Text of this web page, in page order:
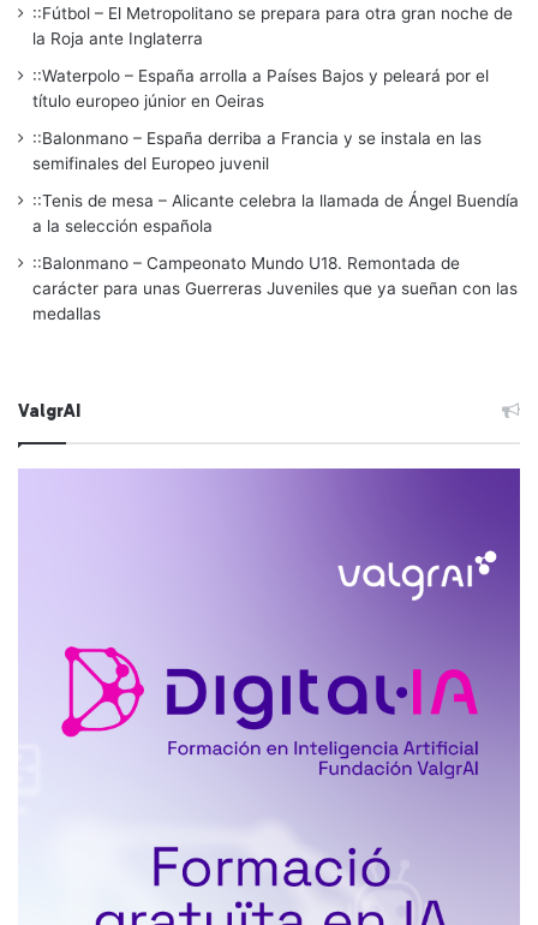
::Fútbol – El Metropolitano se prepara para otra gran noche de
la Roja ante Inglaterra
::Waterpolo – España arrolla a Países Bajos y peleará por el
título europeo júnior en Oeiras
::Balonmano – España derriba a Francia y se instala en las
semifinales del Europeo juvenil
::Tenis de mesa – Alicante celebra la llamada de Ángel Buendía
a la selección española
::Balonmano – Campeonato Mundo U18. Remontada de
carácter para unas Guerreras Juveniles que ya sueñan con las
medallas
ValgrAI